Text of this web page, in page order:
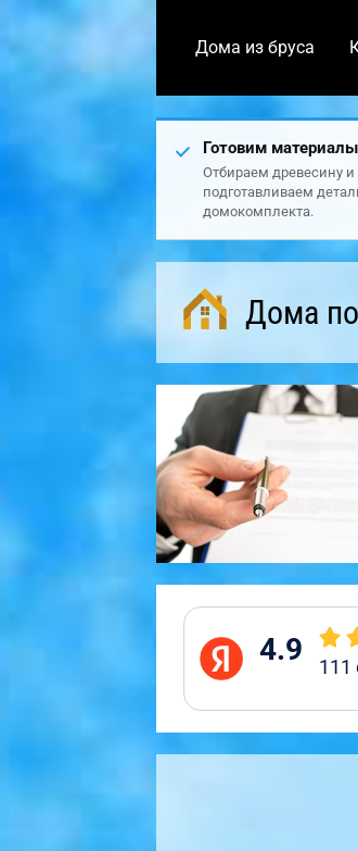
Дома из бруса
Готовим
Отбираем древесину и
подготавливаем
домокомплекта.
Дома
4.9 111